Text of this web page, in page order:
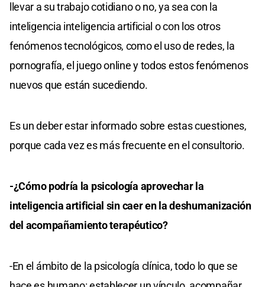
llevar a su trabajo cotidiano o no, ya sea con la
inteligencia inteligencia artificial o con los otros
fenómenos tecnológicos, como el uso de redes, la
pornografía, el juego online y todos estos fenómenos
nuevos que están sucediendo.
Es un deber estar informado sobre estas cuestiones,
porque cada vez es más frecuente en el consultorio.
-¿Cómo podría la psicología aprovechar la
inteligencia artificial sin caer en la deshumanización
del acompañamiento terapéutico?
-En el ámbito de la psicología clínica, todo lo que se